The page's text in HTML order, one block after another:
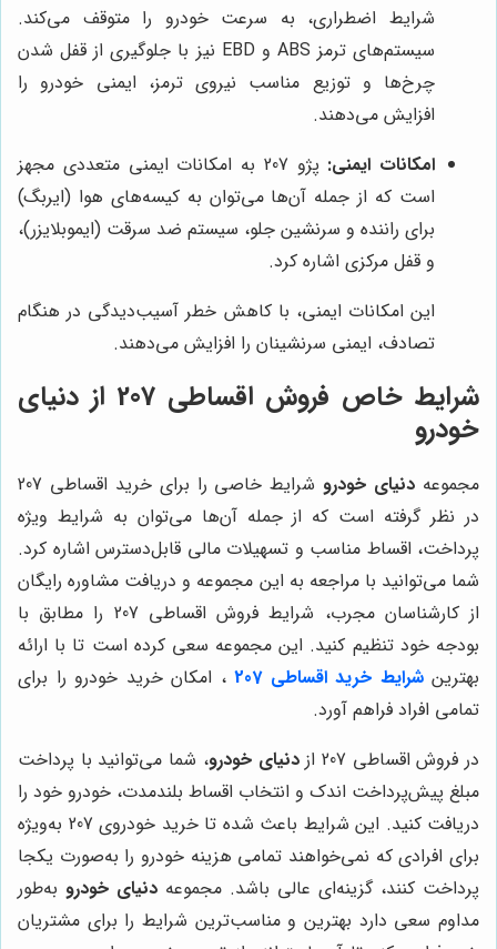
شرایط اضطراری، به سرعت خودرو را متوقف می‌کند.
سیستم‌های ترمز ABS و EBD نیز با جلوگیری از قفل شدن
چرخ‌ها و توزیع مناسب نیروی ترمز، ایمنی خودرو را
افزایش می‌دهند.
امکانات ایمنی:
پژو 207 به امکانات ایمنی متعددی مجهز
است که از جمله آن‌ها می‌توان به کیسه‌های هوا (ایربگ)
برای راننده و سرنشین جلو، سیستم ضد سرقت (ایموبلایزر)،
و قفل مرکزی اشاره کرد.
این امکانات ایمنی، با کاهش خطر آسیب‌دیدگی در هنگام
تصادف، ایمنی سرنشینان را افزایش می‌دهند.
شرایط خاص فروش اقساطی 207 از دنیای
خودرو
مجموعه دنیای خودرو
شرایط خاصی را برای خرید اقساطی 207
در نظر گرفته است که از جمله آن‌ها می‌توان به شرایط ویژه
پرداخت، اقساط مناسب و تسهیلات مالی قابل‌دسترس اشاره کرد.
شما می‌توانید با مراجعه به این مجموعه و دریافت مشاوره رایگان
از کارشناسان مجرب، شرایط فروش اقساطی 207 را مطابق با
بودجه خود تنظیم کنید. این مجموعه سعی کرده است تا با ارائه
بهترینشرایط خرید اقساطی 207
، امکان خرید خودرو را برای
تمامی افراد فراهم آورد.
در فروش اقساطی 207 از
دنیای خودرو، شما می‌توانید با پرداخت
مبلغ پیش‌پرداخت اندک و انتخاب اقساط بلندمدت، خودرو خود را
دریافت کنید. این شرایط باعث شده تا خرید خودروی 207 به‌ویژه
برای افرادی که نمی‌خواهند تمامی هزینه خودرو را به‌صورت یکجا
پرداخت کنند، گزینه‌ای عالی باشد. مجموعه دنیای خودرو به‌طور
مداوم سعی دارد بهترین و مناسب‌ترین شرایط را برای مشتریان